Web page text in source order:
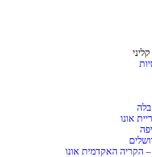
אונו
הקריה האקדמית אונו